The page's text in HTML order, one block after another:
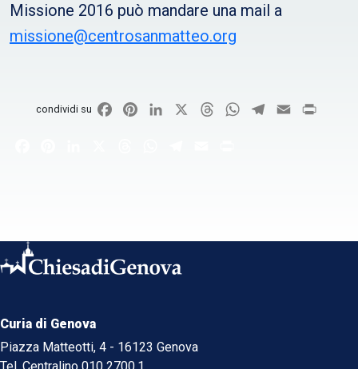
Missione 2016 può mandare una mail a
missione@centrosanmatteo.org
condividi su FacebookPinterestLinkedIn ThreadsWhatsApp
Telegram
Email
Curia di Genova
Piazza Matteotti, 4 - 16123 Genova
Tel. Centralino 010 2700.1